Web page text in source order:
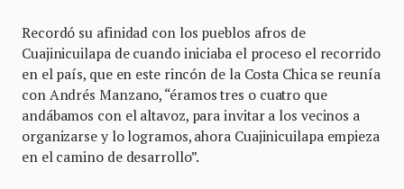
Recordó su afinidad con los pueblos afros de
Cuajinicuilapa de cuando iniciaba el proceso el recorrido
en el país, que en este rincón de la Costa Chica se reunía
con Andrés Manzano, “éramos tres o cuatro que
andábamos con el altavoz, para invitar a los vecinos a
organizarse y lo logramos, ahora Cuajinicuilapa empieza
en el camino de desarrollo”.